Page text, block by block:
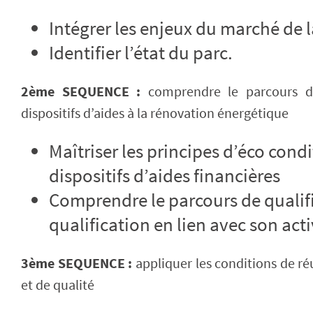
Intégrer les enjeux du marché
Identifier l’état du parc.
2ème SEQUENCE : comprendre le parcours
dispositifs d’aides à la rénovation énergétique
Maîtriser les principes d’éco
dispositifs d’aides financières
Comprendre le parcours de
qualification en lien avec son
3ème SEQUENCE : appliquer les conditions de
et de qualité